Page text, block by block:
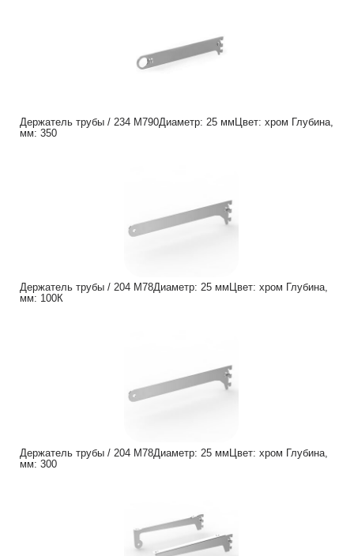
Держатель трубы / 234 M790Диаметр: 25 ммЦвет: хром Глубина,
мм: 350
Держатель трубы / 204 M78Диаметр: 25 ммЦвет: хром Глубина,
мм: 100К
Держатель трубы / 204 M78Диаметр: 25 ммЦвет: хром Глубина,
мм: 300